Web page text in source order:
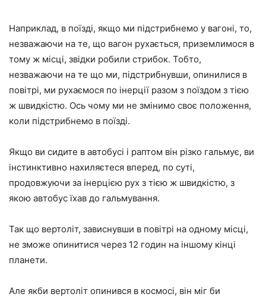
Наприклад, в поїзді, якщо ми підстрибнемо у вагоні, то,
незважаючи на те, що вагон рухається, приземлимося в
тому ж місці, звідки робили стрибок. Тобто,
незважаючи на те що ми, підстрибнувши, опинилися в
повітрі, ми рухаємося по інерції разом з поїздом з тією
ж швидкістю. Ось чому ми не змінимо своє положення,
коли підстрибнемо в поїзді.
Якщо ви сидите в автобусі і раптом він різко гальмує, ви
інстинктивно нахиляєтеся вперед, по суті,
продовжуючи за інерцією рух з тією ж швидкістю, з
якою автобус їхав до гальмування.
Так що вертоліт, зависнувши в повітрі на одному місці,
не зможе опинитися через 12 годин на іншому кінці
планети.
Але якби вертоліт опинився в космосі, він міг би